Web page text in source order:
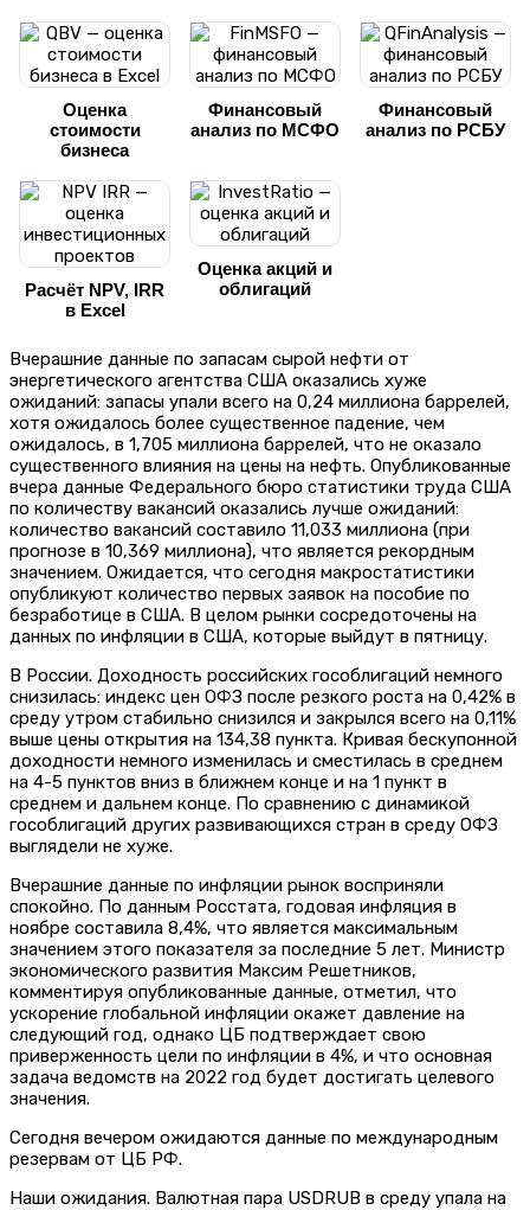
Оценка
стоимости
бизнеса
Финансовый
анализ по МСФО
Финансовый
анализ по РСБУ
Расчёт NPV, IRR
в Excel
Оценка акций и
облигаций
Вчерашние данные по запасам сырой нефти от
энергетического агентства США оказались хуже
ожиданий: запасы упали всего на 0,24 миллиона баррелей,
хотя ожидалось более существенное падение, чем
ожидалось, в 1,705 миллиона баррелей, что не оказало
существенного влияния на цены на нефть. Опубликованные
вчера данные Федерального бюро статистики труда США
по количеству вакансий оказались лучше ожиданий:
количество вакансий составило 11,033 миллиона (при
прогнозе в 10,369 миллиона), что является рекордным
значением. Ожидается, что сегодня макростатистики
опубликуют количество первых заявок на пособие по
безработице в США. В целом рынки сосредоточены на
данных по инфляции в США, которые выйдут в пятницу.
В России. Доходность российских гособлигаций немного
снизилась: индекс цен ОФЗ после резкого роста на 0,42% в
среду утром стабильно снизился и закрылся всего на 0,11%
выше цены открытия на 134,38 пункта. Кривая бескупонной
доходности немного изменилась и сместилась в среднем
на 4-5 пунктов вниз в ближнем конце и на 1 пункт в
среднем и дальнем конце. По сравнению с динамикой
гособлигаций других развивающихся стран в среду ОФЗ
выглядели не хуже.
Вчерашние данные по инфляции рынок восприняли
спокойно. По данным Росстата, годовая инфляция в
ноябре составила 8,4%, что является максимальным
значением этого показателя за последние 5 лет. Министр
экономического развития Максим Решетников,
комментируя опубликованные данные, отметил, что
ускорение глобальной инфляции окажет давление на
следующий год, однако ЦБ подтверждает свою
приверженность цели по инфляции в 4%, и что основная
задача ведомств на 2022 год будет достигать целевого
значения.
Сегодня вечером ожидаются данные по международным
резервам от ЦБ РФ.
Наши ожидания. Валютная пара USDRUB в среду упала на